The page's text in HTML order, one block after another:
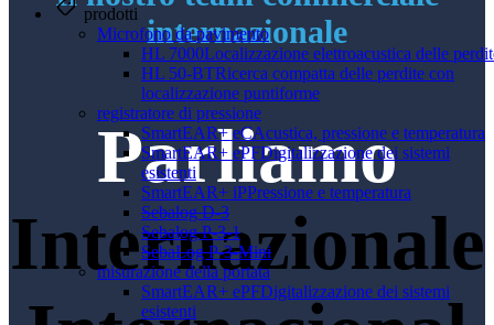
prodotti
Microfono da pavimento
HL 7000Localizzazione elettroacustica delle
HL 50-BTRicerca compatta delle perdite con
localizzazione puntiforme
registratore di pressione
SmartEAR+ eCAcustica, pressione e temperatura
SmartEAR+ ePFDigitalizzazione dei sistemi
esistenti
SmartEAR+ iPPressione e temperatura
Sebalog D-3
Sebalog P-3-1
SebaLog P-3-Mini
misurazione della portata
SmartEAR+ ePFDigitalizzazione dei sistemi
esistenti
internazionale
Parliamo
Internazionale